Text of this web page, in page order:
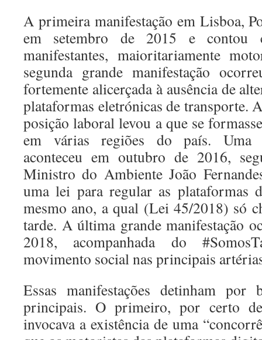
A primeira manifestação em Lisboa,
em setembro de 2015 e contou
manifestantes, maioritariamente
segunda grande manifestação
fortemente alicerçada à ausência de
plataformas eletrónicas de transporte.
posição laboral levou a que se
em várias regiões do país. Uma
aconteceu em outubro de 2016,
Ministro do Ambiente João
uma lei para regular as plataformas
mesmo ano, a qual (Lei 45/2018) só
tarde. A última grande manifestação
2018, acompanhada do
movimento social nas principais
Essas manifestações detinham por
principais. O primeiro, por certo
invocava a existência de uma